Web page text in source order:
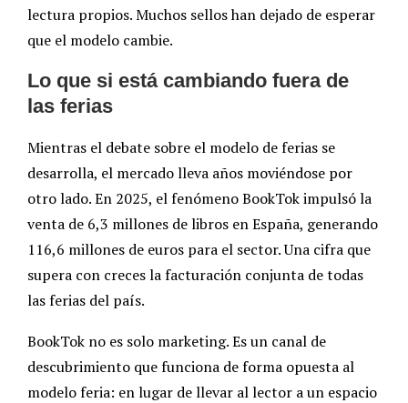
lectura propios. Muchos sellos han dejado de esperar
que el modelo cambie.
Lo que si está cambiando fuera de
las ferias
Mientras el debate sobre el modelo de ferias se
desarrolla, el mercado lleva años moviéndose por
otro lado. En 2025, el fenómeno BookTok impulsó la
venta de 6,3 millones de libros en España, generando
116,6 millones de euros para el sector. Una cifra que
supera con creces la facturación conjunta de todas
las ferias del país.
BookTok no es solo marketing. Es un canal de
descubrimiento que funciona de forma opuesta al
modelo feria: en lugar de llevar al lector a un espacio